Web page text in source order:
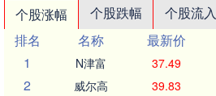
个股涨幅 个股跌幅 个股流入
排名
名称 最新价
1
N津富 37.49
2 威尔高 39.83